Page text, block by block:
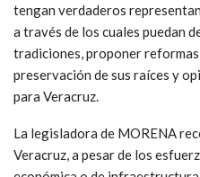
tengan verdaderos
a través de los cuales puedan
tradiciones, proponer
preservación de sus raíces y
para Veracruz.
La legisladora de MORENA
Veracruz, a pesar de los